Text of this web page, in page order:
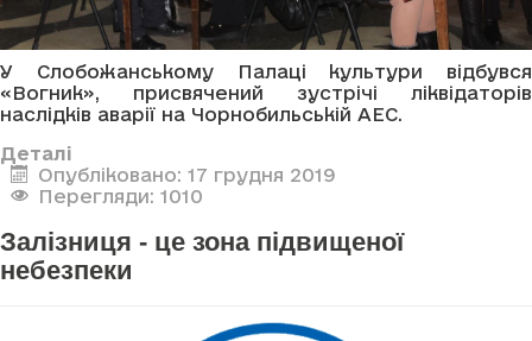
У Слобожанському Палаці культури відбувся
«Вогник», присвячений зустрічі ліквідаторів
наслідків аварії на Чорнобильській АЕС.
Деталі
Опубліковано: 17 грудня 2019
Перегляди: 1010
Залізниця - це зона підвищеної
небезпеки